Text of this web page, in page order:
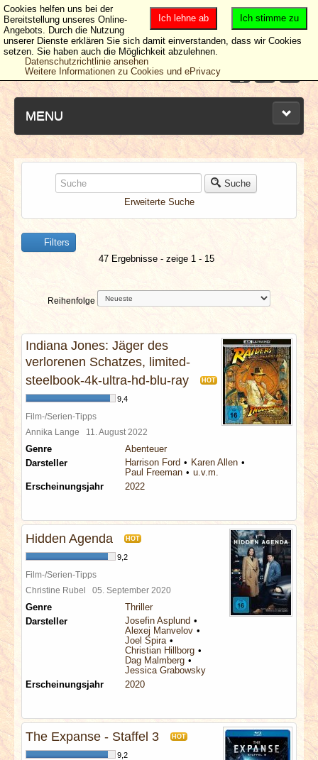
MENU
NEUESTE ARTIKEL
NEWS & DATES
BERICHTE
VERLOSUNGEN
SPECIALS
REDAKTION
LINKS
Suche
Erweiterte Suche
Filters
47 Ergebnisse - zeige 1 - 15
Reihenfolge
Indiana Jones: Jäger des
verlorenen Schatzes, limited-
steelbook-4k-ultra-hd-blu-ray
HOT
9,4
Film-/Serien-Tipps
Annika Lange 11. August 2022
Genre
Abenteuer
Darsteller
Harrison Ford
Karen Allen
Paul Freeman
u.v.m.
Erscheinungsjahr
2022
Hidden Agenda HOT
9,2
Film-/Serien-Tipps
Christine Rubel 05. September 2020
Genre
Thriller
Darsteller
Josefin Asplund
Alexej Manvelov
Joel Spira
Christian Hillborg
Dag Malmberg
Jessica Grabowsky
Erscheinungsjahr
2020
The Expanse - Staffel 3 HOT
9,2
Ich stimme zu
Ich lehne ab
Cookies helfen uns bei der
Bereitstellung unseres Online-
Angebots. Durch die Nutzung
unserer Dienste erklären Sie sich damit einverstanden, dass wir Cookies
setzen. Sie haben auch die Möglichkeit abzulehnen.
Datenschutzrichtlinie ansehen
Weitere Informationen zu Cookies und ePrivacy